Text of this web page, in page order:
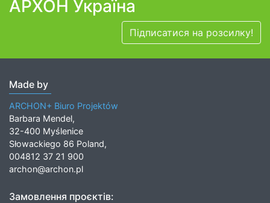
АРХОН Україна
Підписатися на розсилку!
Made by
ARCHON+ Biuro Projektów
Barbara Mendel,
32-400 Myślenice
Słowackiego 86 Poland,
004812 37 21 900
archon@archon.pl
Замовлення проєктів: